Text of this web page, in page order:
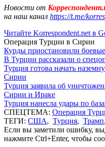
Новости от
на наш канал https://t.me/
Читайте Korrespondent.net в
Операция Турции в Сирии
Курды приостановили
В Турции рассказали о
Турция готова начать
Сирии
Турция заявила об
Сирии и Ираке
Турция нанесла удары по
СПЕЦТЕМА: Операция
ТЕГИ: США, Турция, Трамп
Если вы заметили ошибку,
нажмите Ctrl+Enter, чтобы